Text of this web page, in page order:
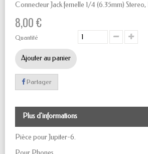
Connecteur Jack femelle 1/4 (6.35mm)
8,00 €
Quantité
Ajouter au panier
Partager
Plus d'informations
Pièce pour Jupiter-6.